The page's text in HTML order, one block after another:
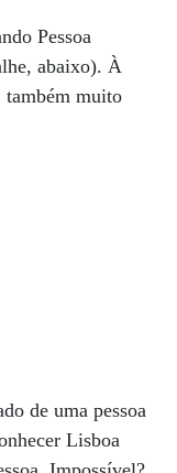
Pessoa
abaixo). À
também muito
de uma pessoa
Lisboa